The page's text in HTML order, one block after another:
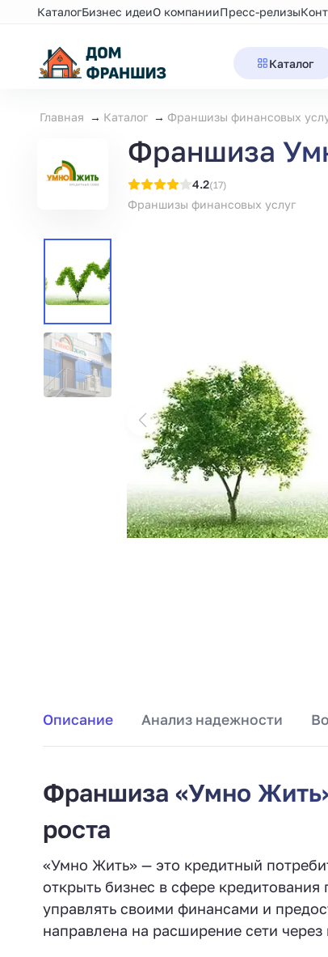
КаталогБизнес идеиО компанииПресс-релизы
Каталог
Главная Каталог Франшизы финансовых
Франшиза
4.2(17)
Франшизы финансовых услуг
Описание Анализ надежности
Франшиза «Умно
роста
«Умно Жить» — это кредитный
открыть бизнес в сфере
управлять своими финансами и
направлена на расширение сети